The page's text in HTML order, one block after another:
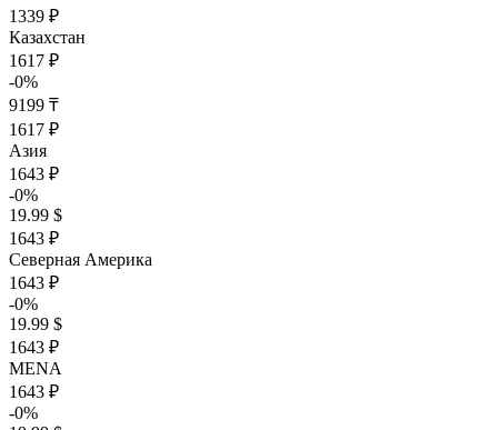
1339 ₽
Казахстан
1617 ₽
-0%
9199 ₸
1617 ₽
Азия
1643 ₽
-0%
19.99 $
1643 ₽
Северная Америка
1643 ₽
-0%
19.99 $
1643 ₽
MENA
1643 ₽
-0%